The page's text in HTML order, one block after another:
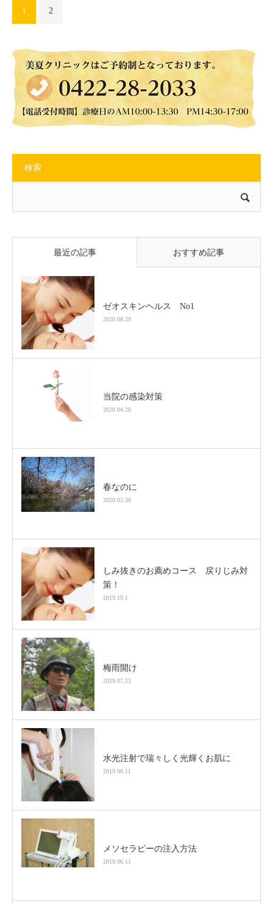
1 2
検索
最近の記事 おすすめ記事
ゼオスキンヘルス No1
2020.08.29
当院の感染対策
2020.04.20
春なのに
2020.03.30
しみ抜きのお薦めコース 戻りじみ対
策！
2019.10.1
梅雨開け
2019.07.25
水光注射で瑞々しく光輝くお肌に
2019.06.11
メソセラピーの注入方法
2019.06.11